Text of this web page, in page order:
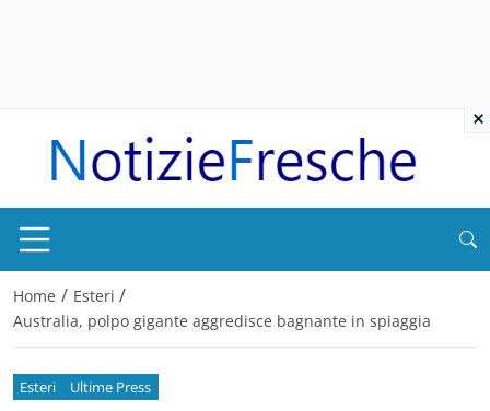
Home / Esteri /
Australia, polpo gigante aggredisce bagnante in spiaggia
Esteri Ultime Press
×